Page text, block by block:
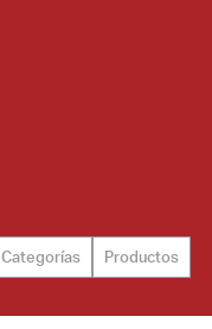
Categorías Productos